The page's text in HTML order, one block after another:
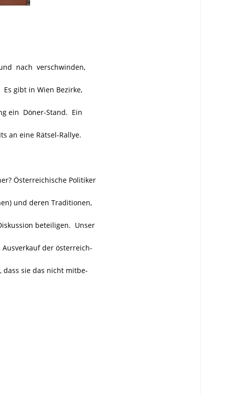
nach verschwinden,
gibt in Wien Bezirke,
ein Döner-Stand. Ein
an eine Rätsel-Rallye.
Österreichische Politiker
und deren Traditionen,
beteiligen. Unser
der österreich-
sie das nicht mitbe-